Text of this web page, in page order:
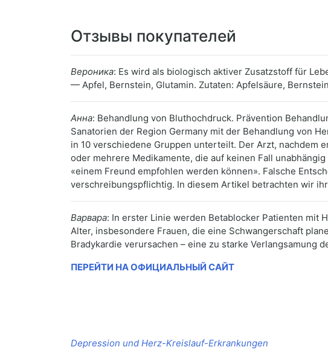
Отзывы покупателей
Вероника: Es wird als biologisch aktiver Zusatzstoff für
— Apfel, Bernstein, Glutamin. Zutaten: Apfelsäure,
Анна: Behandlung von Bluthochdruck. Prävention
Sanatorien der Region Germany mit der Behandlung von
in 10 verschiedene Gruppen unterteilt. Der Arzt, nachdem
oder mehrere Medikamente, die auf keinen Fall
«einem Freund empfohlen werden können». Falsche
verschreibungspflichtig. In diesem Artikel betrachten wir
Варвара: In erster Linie werden Betablocker Patienten mit
Alter, insbesondere Frauen, die eine Schwangerschaft
Bradykardie verursachen – eine zu starke Verlangsamung
ПЕРЕЙТИ НА ОФИЦИАЛЬНЫЙ САЙТ
Depression und Herz-Kreislauf-Erkrankungen